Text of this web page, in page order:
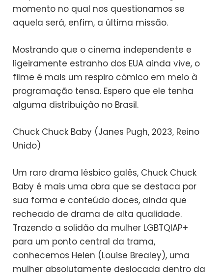
momento no qual nos questionamos se
aquela será, enfim, a última missão.
Mostrando que o cinema independente e
ligeiramente estranho dos EUA ainda vive, o
filme é mais um respiro cômico em meio à
programação tensa. Espero que ele tenha
alguma distribuição no Brasil.
Chuck Chuck Baby (Janes Pugh, 2023, Reino
Unido)
Um raro drama lésbico galês, Chuck Chuck
Baby é mais uma obra que se destaca por
sua forma e conteúdo doces, ainda que
recheado de drama de alta qualidade.
Trazendo a solidão da mulher LGBTQIAP+
para um ponto central da trama,
conhecemos Helen (Louise Brealey), uma
mulher absolutamente deslocada dentro da